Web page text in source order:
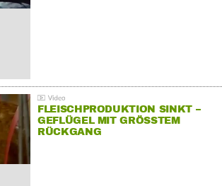
FLEISCHPRODUKTION SINKT –
GEFLÜGEL MIT GRÖSSTEM R
ÜCKGANG